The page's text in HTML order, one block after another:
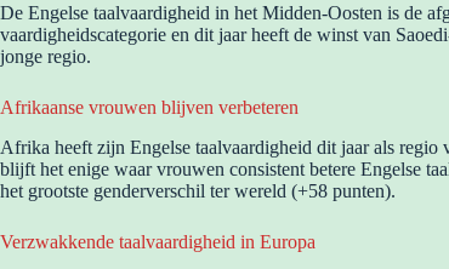
De Engelse taalvaardigheid in het Midden-Oosten is de
vaardigheidscategorie en dit jaar heeft de winst van
jonge regio.
Afrikaanse vrouwen blijven verbeteren
Afrika heeft zijn Engelse taalvaardigheid dit jaar als regio
blijft het enige waar vrouwen consistent betere Engelse
het grootste genderverschil ter wereld (+58 punten).
Verzwakkende taalvaardigheid in Europa